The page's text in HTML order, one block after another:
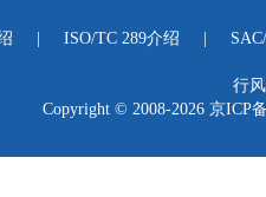
ISO/TC 289介绍
行
Copyright © 2008-2026 京ICP